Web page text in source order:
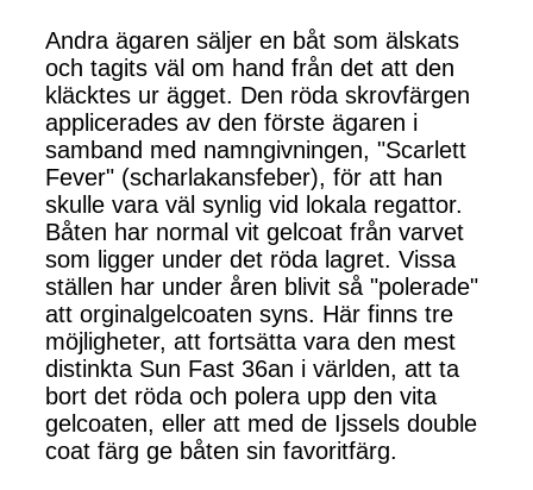
Andra ägaren säljer en båt som älskats
och tagits väl om hand från det att den
kläcktes ur ägget. Den röda skrovfärgen
applicerades av den förste ägaren i
samband med namngivningen, "Scarlett
Fever" (scharlakansfeber), för att han
skulle vara väl synlig vid lokala regattor.
Båten har normal vit gelcoat från varvet
som ligger under det röda lagret. Vissa
ställen har under åren blivit så "polerade"
att orginalgelcoaten syns. Här finns tre
möjligheter, att fortsätta vara den mest
distinkta Sun Fast 36an i världen, att ta
bort det röda och polera upp den vita
gelcoaten, eller att med de Ijssels double
coat färg ge båten sin favoritfärg.